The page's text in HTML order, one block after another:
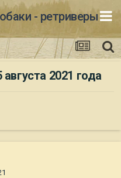
- ретриверы
2021 года